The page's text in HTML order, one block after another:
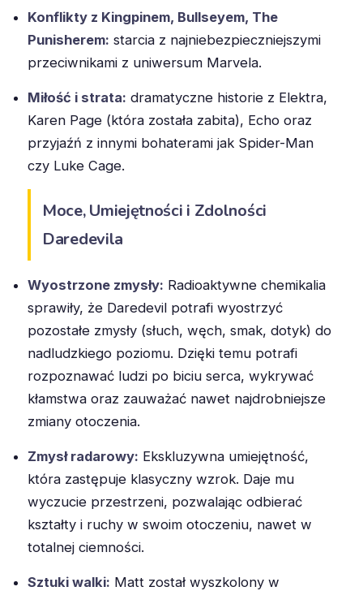
Konflikty z Kingpinem, Bullseyem, The
Punisherem: starcia z najniebezpieczniejszymi
przeciwnikami z uniwersum Marvela.
Miłość i strata: dramatyczne historie z Elektra,
Karen Page (która została zabita), Echo oraz
przyjaźń z innymi bohaterami jak Spider-Man
czy Luke Cage.
Moce, Umiejętności i Zdolności
Daredevila
Wyostrzone zmysły: Radioaktywne chemikalia
sprawiły, że Daredevil potrafi wyostrzyć
pozostałe zmysły (słuch, węch, smak, dotyk) do
nadludzkiego poziomu. Dzięki temu potrafi
rozpoznawać ludzi po biciu serca, wykrywać
kłamstwa oraz zauważać nawet najdrobniejsze
zmiany otoczenia.
Zmysł radarowy: Ekskluzywna umiejętność,
która zastępuje klasyczny wzrok. Daje mu
wyczucie przestrzeni, pozwalając odbierać
kształty i ruchy w swoim otoczeniu, nawet w
totalnej ciemności.
Sztuki walki: Matt został wyszkolony w